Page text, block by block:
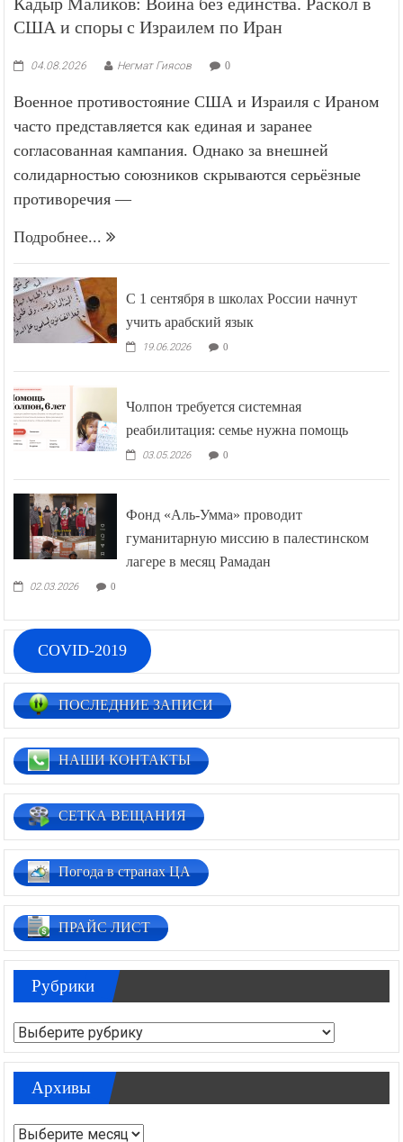
США и споры с Израилем по Иран
04.08.2026 Негмат Гиясов 0
Военное противостояние США и Израиля с Ираном
часто представляется как единая и заранее
согласованная кампания. Однако за внешней
солидарностью союзников скрываются серьёзные
противоречия —
Подробнее...
С 1 сентября в школах России начнут
учить арабский язык
19.06.2026 0
Чолпон требуется системная
реабилитация: семье нужна помощь
03.05.2026 0
Фонд «Аль-Умма» проводит
гуманитарную миссию в палестинском
лагере в месяц Рамадан
02.03.2026 0
COVID-2019
ПОСЛЕДНИЕ ЗАПИСИ
НАШИ КОНТАКТЫ
СЕТКА ВЕЩАНИЯ
Погода в странах ЦА
ПРАЙС ЛИСТ
Рубрики
Рубрики
Архивы
Архивы